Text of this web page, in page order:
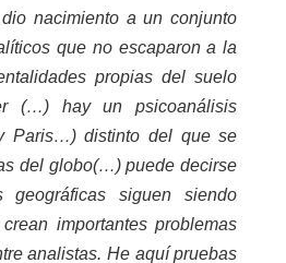
dio nacimiento a un conjunto
que no escaparon a la
propias del suelo
(…) hay un psicoanálisis
Paris…) distinto del que se
del globo(…) puede decirse
geográficas siguen siendo
importantes problemas
analistas. He aquí pruebas